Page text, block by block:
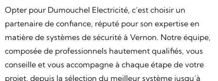
Opter pour Dumouchel Electricité, c’est choisir un
partenaire de confiance, réputé pour son expertise en
matière de systèmes de sécurité à Vernon. Notre équipe,
composée de professionnels hautement qualifiés, vous
conseille et vous accompagne à chaque étape de votre
projet, depuis la sélection du meilleur système jusqu’à